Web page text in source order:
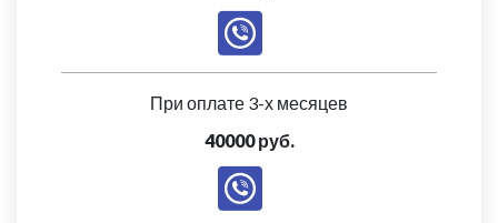
При оплате 3-х месяцев
40000 руб.